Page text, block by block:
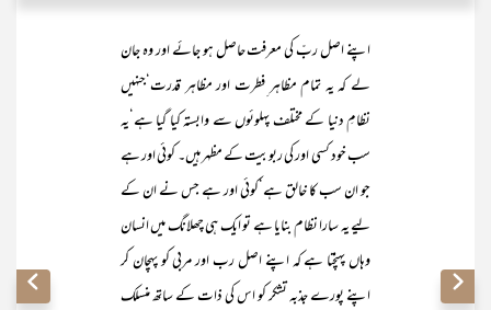
اپنے اصل ربّ کی معرفت حاصل ہو جائے اور وہ جان
لے کہ یہ تمام مظاہر ِفطرت اور مظاہر قدرت‘جنہیں
نظامِ دنیا کے مختلف پہلوئوں سے وابستہ کیا گیا ہے‘یہ
سب خود کسی اور کی ربوبیت کے مظہر ہیں۔ کوئی اور ہے
جو ان سب کا خالق ہے‘کوئی اور ہے جس نے ان کے
لیے یہ سارا نظام بنایا ہے تو ایک ہی چھلانگ میں انسان
وہاں پہنچتا ہے کہ اپنے اصل رب اور مربی کو پہچان کر
اپنے پورے جذبہ تشکر کو اس کی ذات کے ساتھ منسلک